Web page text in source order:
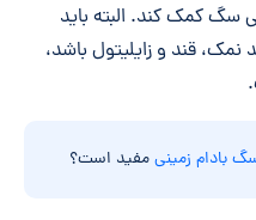
سگ کمک کند. البته باید
نمک، قند و زایلیتول باشد،
بادام زمینیمفید است؟